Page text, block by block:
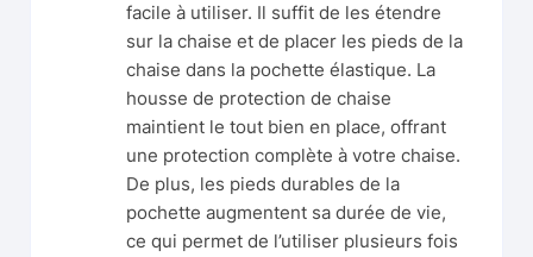
facile à utiliser. Il suffit de les étendre
sur la chaise et de placer les pieds de la
chaise dans la pochette élastique. La
housse de protection de chaise
maintient le tout bien en place, offrant
une protection complète à votre chaise.
De plus, les pieds durables de la
pochette augmentent sa durée de vie,
ce qui permet de l’utiliser plusieurs fois